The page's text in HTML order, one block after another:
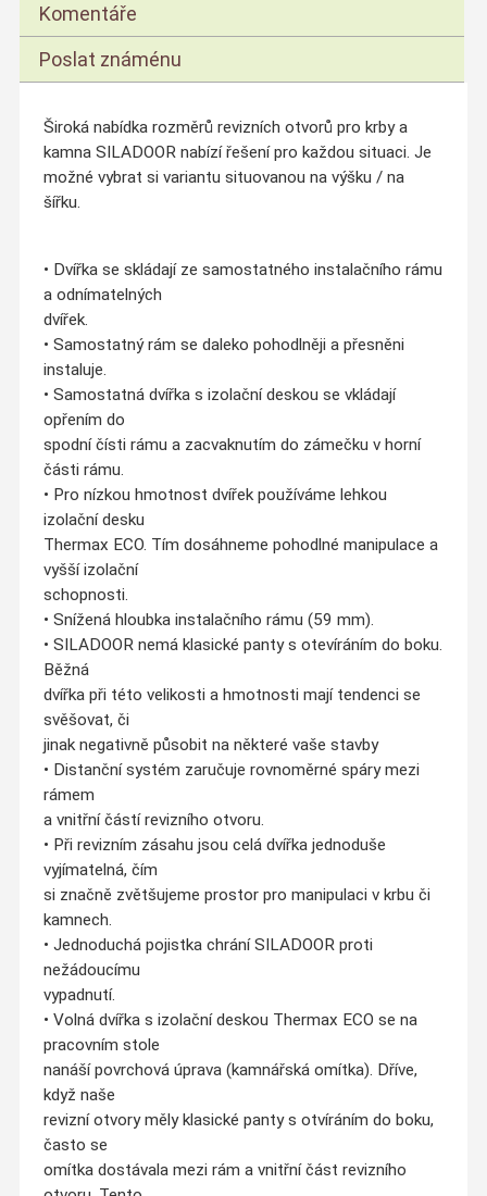
Komentáře
Poslat známénu
Široká nabídka rozměrů revizních otvorů pro krby a
kamna SILADOOR nabízí řešení pro každou situaci. Je
možné vybrat si variantu situovanou na výšku / na
šířku.
• Dvířka se skládají ze samostatného instalačního rámu
a odnímatelných
dvířek.
• Samostatný rám se daleko pohodlněji a přesněni
instaluje.
• Samostatná dvířka s izolační deskou se vkládají
opřením do
spodní čísti rámu a zacvaknutím do zámečku v horní
části rámu.
• Pro nízkou hmotnost dvířek používáme lehkou
izolační desku
Thermax ECO. Tím dosáhneme pohodlné manipulace a
vyšší izolační
schopnosti.
• Snížená hloubka instalačního rámu (59 mm).
• SILADOOR nemá klasické panty s otevíráním do boku.
Běžná
dvířka při této velikosti a hmotnosti mají tendenci se
svěšovat, či
jinak negativně působit na některé vaše stavby
• Distanční systém zaručuje rovnoměrné spáry mezi
rámem
a vnitřní částí revizního otvoru.
• Při revizním zásahu jsou celá dvířka jednoduše
vyjímatelná, čím
si značně zvětšujeme prostor pro manipulaci v krbu či
kamnech.
• Jednoduchá pojistka chrání SILADOOR proti
nežádoucímu
vypadnutí.
• Volná dvířka s izolační deskou Thermax ECO se na
pracovním stole
nanáší povrchová úprava (kamnářská omítka). Dříve,
když naše
revizní otvory měly klasické panty s otvíráním do boku,
často se
omítka dostávala mezi rám a vnitřní část revizního